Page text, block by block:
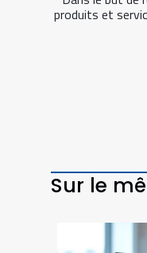
produits et
Sur le